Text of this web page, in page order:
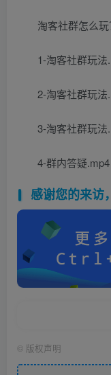
淘客社群怎么
1-淘客社群玩法
2-淘客社群玩法
3-淘客社群玩法
4-群内答疑.mp4
感谢您的来访
© 版权声明